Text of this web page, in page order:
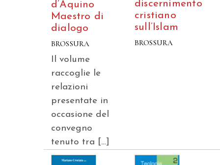
d’Aquino
Maestro di
dialogo
BROSSURA
Il volume
raccoglie le
relazioni
presentate in
occasione del
convegno
tenuto tra […]
discernimento
cristiano
sull’Islam
BROSSURA